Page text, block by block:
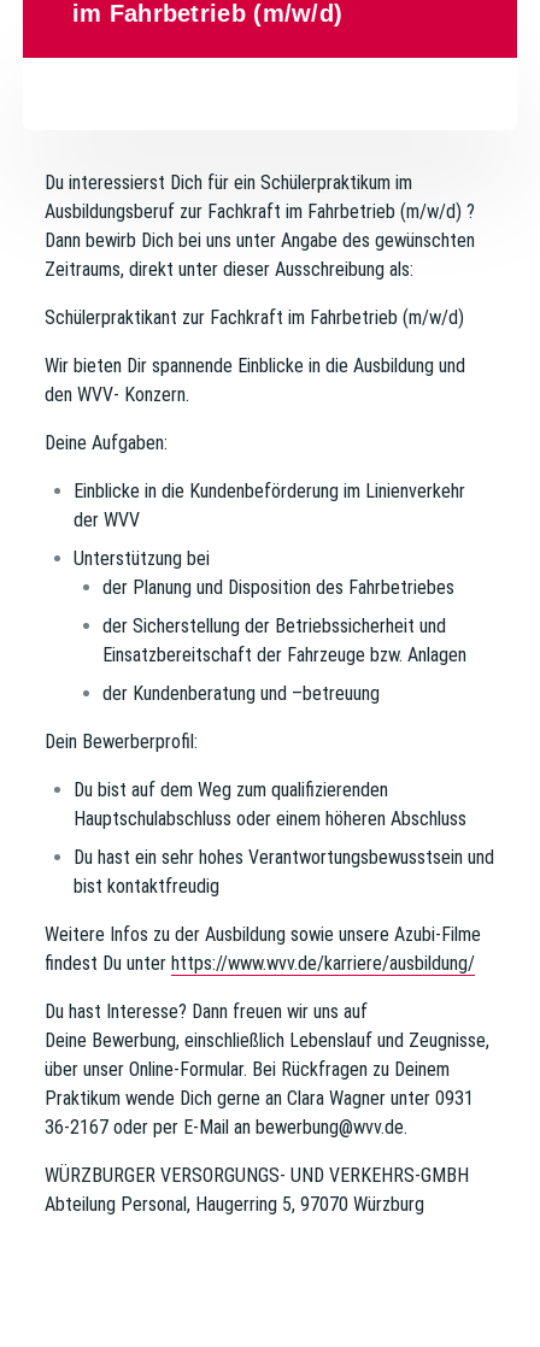
im Fahrbetrieb (m/w/d)
Du interessierst Dich für ein Schülerpraktikum im
Ausbildungsberuf zur Fachkraft im Fahrbetrieb(m/w/d)?
Dann bewirb Dich bei uns unter Angabe des gewünschten
Zeitraums, direkt unter dieser Ausschreibung als:
Schülerpraktikant zur Fachkraft im Fahrbetrieb (m/w/d)
Wir bieten Dir spannende Einblicke in die Ausbildung und
den WVV- Konzern.
Deine Aufgaben:
Einblicke in die Kundenbeförderung im Linienverkehr
der WVV
Unterstützung bei
der Planung und Disposition des Fahrbetriebes
der Sicherstellung der Betriebssicherheit und
Einsatzbereitschaft der Fahrzeuge bzw. Anlagen
der Kundenberatung und –betreuung
Dein Bewerberprofil:
Du bist auf dem Weg zum qualifizierenden
Hauptschulabschluss oder einem höheren Abschluss
Du hast ein sehr hohes Verantwortungsbewusstsein und
bist kontaktfreudig
Weitere Infos zu der Ausbildung sowie unsere Azubi-Filme
findest Du unterhttps://www.wvv.de/karriere/ausbildung/
Du hast Interesse? Dann freuen wir uns auf
Deine Bewerbung, einschließlich Lebenslauf und Zeugnisse,
über unser Online-Formular. Bei Rückfragen zu Deinem
Praktikum wende Dich gerne an Clara Wagner unter 0931
36-2167 oder per E-Mail an bewerbung@wvv.de.
WÜRZBURGER VERSORGUNGS- UND VERKEHRS-GMBH
Abteilung Personal, Haugerring 5, 97070 Würzburg